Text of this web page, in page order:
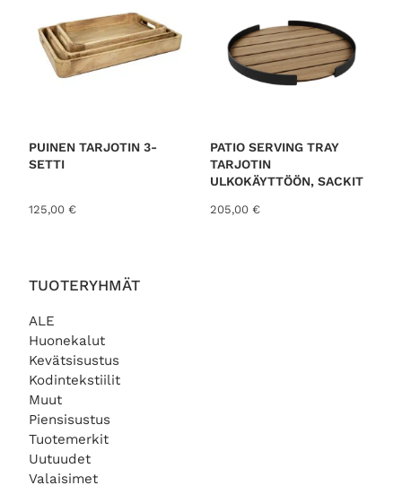
TUOTERYHMÄT
ALE
Huonekalut
Kevätsisustus
Kodintekstiilit
Muut
Piensisustus
Tuotemerkit
Uutuudet
Valaisimet
e
d
b
t
PUINEN TARJOTIN 3-
SETTI
125,00 €
PATIO SERVING TRAY
TARJOTIN
ULKOKÄYTTÖÖN, SACKIT
205,00 €